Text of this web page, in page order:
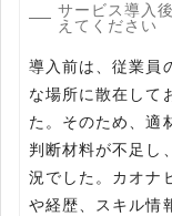
サービス導入
えてください
導入前は、従業員
な場所に散在して
た。そのため、適
判断材料が不足し
況でした。カオナ
や経歴、スキル情